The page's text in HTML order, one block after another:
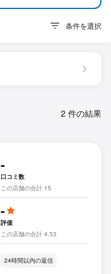
条件を選択
2 件の結果
-
口コミ数
この店舗の合計 15
-
評価
この店舗の合計 4.53
24時間以内の返信